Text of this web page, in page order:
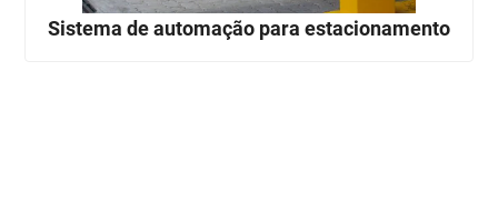
Sistema de automação para estacionamento